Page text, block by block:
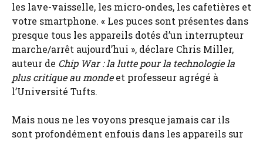
les lave-vaisselle, les micro-ondes, les cafetières et
votre smartphone. « Les puces sont présentes dans
presque tous les appareils dotés d’un interrupteur
marche/arrêt aujourd’hui », déclare Chris Miller,
auteur de Chip War : la lutte pour la technologie la
plus critique au mondeet professeur agrégé à
l’Université Tufts.
Mais nous ne les voyons presque jamais car ils
sont profondément enfouis dans les appareils sur